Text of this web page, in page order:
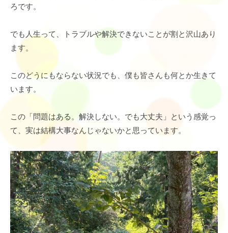
ろです。
でも人生って、トラブルや解決できないことが割と沢山あり
ます。
このどうにもならない状況でも、僕も皆さんも何とか生きて
います。
この「問題はある。解決しない。でも大丈夫」という感覚っ
て、実は結構大事なんじゃないかと思っています。